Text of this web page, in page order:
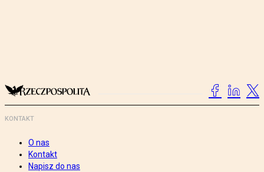
KONTAKT
O nas
Kontakt
Napisz do nas